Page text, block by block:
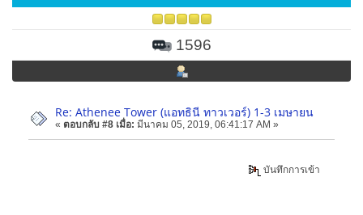
1596
Re: Athenee Tower (แอทธินี ทาวเวอร์) 1-3 เมษายน
« ตอบกลับ #8 เมื่อ: มีนาคม 05, 2019, 06:41:17 AM »
บันทึกการเข้า